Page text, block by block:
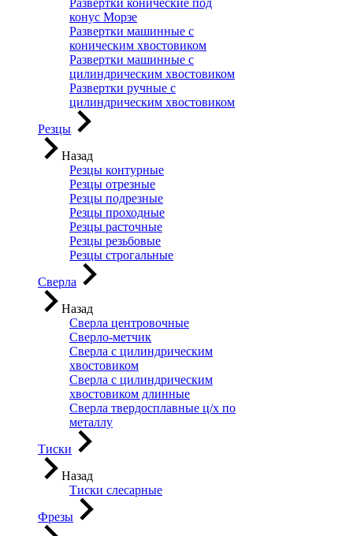
Развертки конические под
конус Морзе
Развертки машинные с
коническим хвостовиком
Развертки машинные с
цилиндрическим хвостовиком
Развертки ручные с
цилиндрическим хвостовиком
Резцы
Назад
Резцы контурные
Резцы отрезные
Резцы подрезные
Резцы проходные
Резцы расточные
Резцы резьбовые
Резцы строгальные
Сверла
Назад
Сверла центровочные
Сверло-метчик
Сверла с цилиндрическим
хвостовиком
Сверла с цилиндрическим
хвостовиком длинные
Сверла твердосплавные ц/х по
металлу
Тиски
Назад
Тиски слесарные
Фрезы